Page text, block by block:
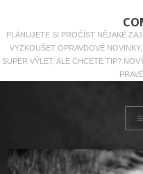
PLÁNUJETE SI PROČÍST NĚJAKÉ
VYZKOUŠET OPRAVDOVÉ
SUPER VÝLET, ALE CHCETE TIP?